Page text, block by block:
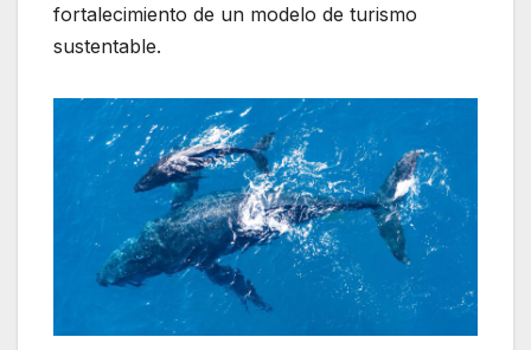
fortalecimiento de un modelo de turismo
sustentable.